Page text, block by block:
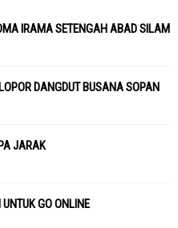
IRAMA SETENGAH ABAD SILAM
DANGDUT BUSANA SOPAN
JARAK
GO ONLINE